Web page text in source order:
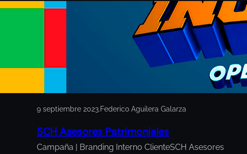
9 septiembre 2023.Federico Aguilera Galarza
SCH Asesores Patrimoniales
Campaña | Branding Interno ClienteSCH Asesores